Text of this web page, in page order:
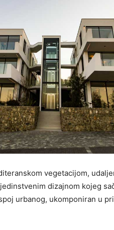
vegetacijom,
dizajnom kojeg
urbanog, ukomponiran u